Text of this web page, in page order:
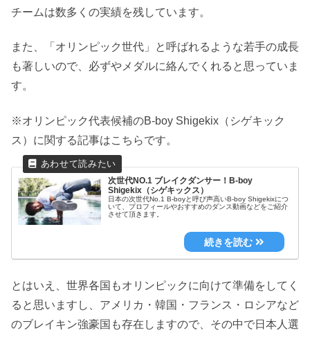
チームは数多くの実績を残しています。
また、「オリンピック世代」と呼ばれるような若手の成長
も著しいので、必ずやメダルに絡んでくれると思っていま
す。
※オリンピック代表候補のB-boy Shigekix（シゲキック
ス）に関する記事はこちらです。
次世代NO.1 ブレイクダンサー！B-boy
Shigekix（シゲキックス）
日本の次世代No.1 B-boyと呼び声高いB-boy Shigekixにつ
いて、プロフィールやおすすめのダンス動画などをご紹介
させて頂きます。
とはいえ、世界各国もオリンピックに向けて準備をしてく
ると思いますし、アメリカ・韓国・フランス・ロシアなど
のブレイキン強豪国も存在しますので、その中で日本人選